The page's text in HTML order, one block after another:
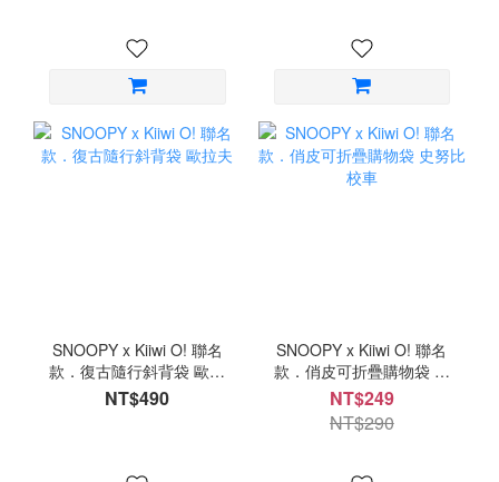
SNOOPY x Kiiwi O! 聯名
款．復古隨行斜背袋 歐拉
夫
NT$490
SNOOPY x Kiiwi O! 聯名
款．俏皮可折疊購物袋 史
努比校車
NT$249
NT$290